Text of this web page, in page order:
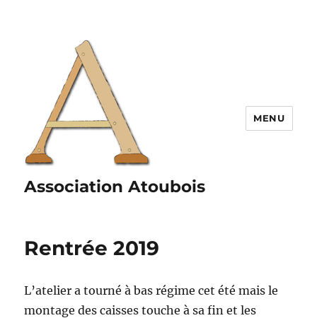
Association Atoubois
MENU
Rentrée 2019
L’atelier a tourné à bas régime cet été mais le
montage des caisses touche à sa fin et les